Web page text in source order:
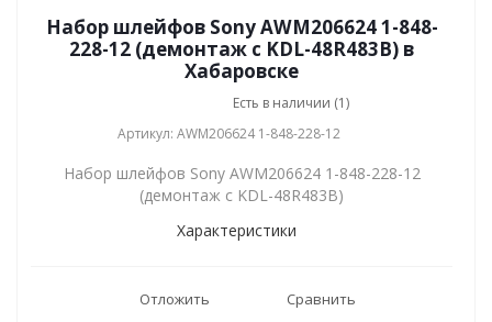
Набор шлейфов Sony AWM206624 1-848-
228-12 (демонтаж с KDL-48R483B) в
Хабаровске
Есть в наличии (1)
Артикул: AWM206624 1-848-228-12
Набор шлейфов Sony AWM206624 1-848-228-12
(демонтаж с KDL-48R483B)
Характеристики
Отложить Сравнить